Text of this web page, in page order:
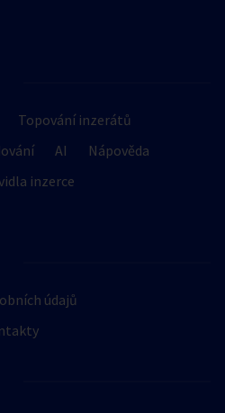
Topování inzerátů
AI
Nápověda
inzerce
údajů